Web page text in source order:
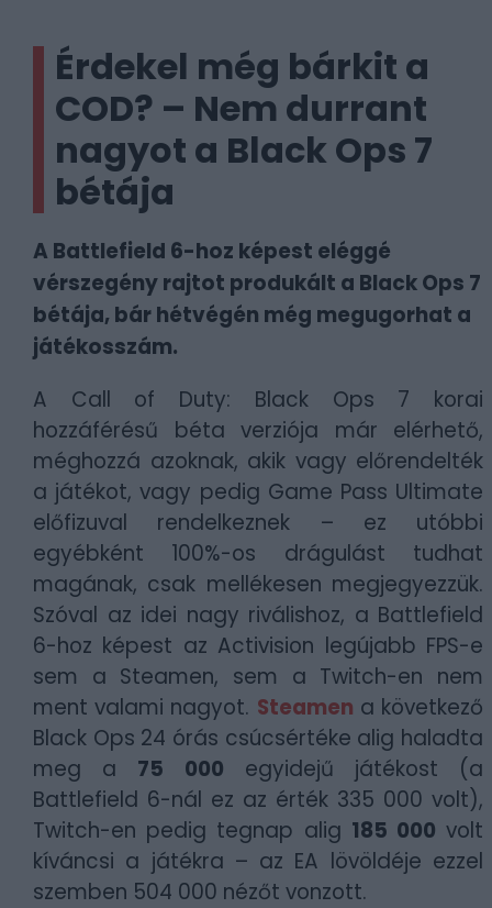
Érdekel még bárkit a
COD? – Nem durrant
nagyot a Black Ops 7
bétája
A Battlefield 6-hoz képest eléggé
vérszegény rajtot produkált a Black Ops 7
bétája, bár hétvégén még megugorhat a
játékosszám.
A Call of Duty: Black Ops 7 korai
hozzáférésű béta verziója már elérhető,
méghozzá azoknak, akik vagy előrendelték
a játékot, vagy pedig Game Pass Ultimate
előfizuval rendelkeznek – ez utóbbi
egyébként 100%-os drágulást tudhat
magának, csak mellékesen megjegyezzük.
Szóval az idei nagy riválishoz, a Battlefield
6-hoz képest az Activision legújabb FPS-e
sem a Steamen, sem a Twitch-en nem
ment valami nagyot. Steamen a következő
Black Ops 24 órás csúcsértéke alig haladta
meg a 75 000 egyidejű játékost (a
Battlefield 6-nál ez az érték 335 000 volt),
Twitch-en pedig tegnap alig 185 000 volt
kíváncsi a játékra – az EA lövöldéje ezzel
szemben 504 000 nézőt vonzott.